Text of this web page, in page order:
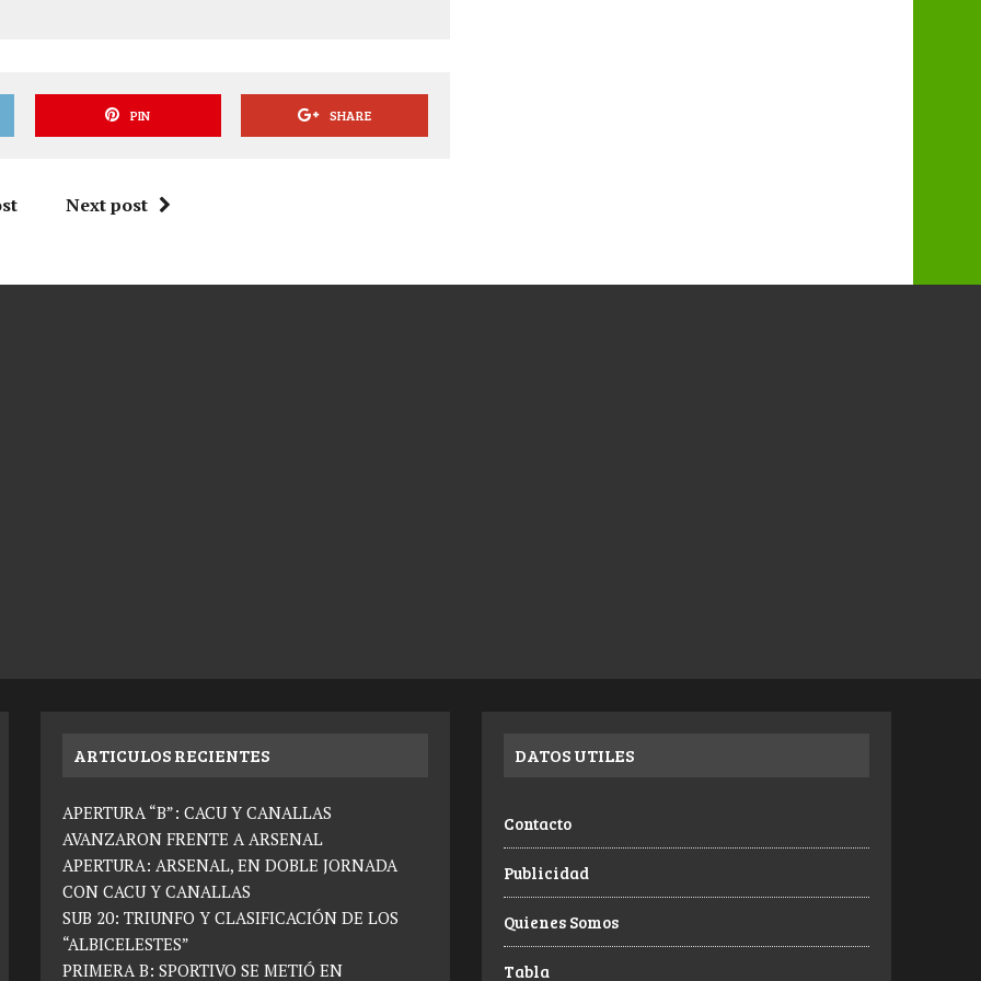
PIN SHARE
Next post
ARTICULOS RECIENTES
APERTURA “B”: CACU Y CANALLAS
AVANZARON FRENTE A ARSENAL
APERTURA: ARSENAL, EN DOBLE JORNADA
CON CACU Y CANALLAS
SUB 20: TRIUNFO Y CLASIFICACIÓN DE LOS
“ALBICELESTES”
PRIMERA B: SPORTIVO SE METIÓ EN
DATOS UTILES
Contacto
Publicidad
Quienes Somos
Tabla